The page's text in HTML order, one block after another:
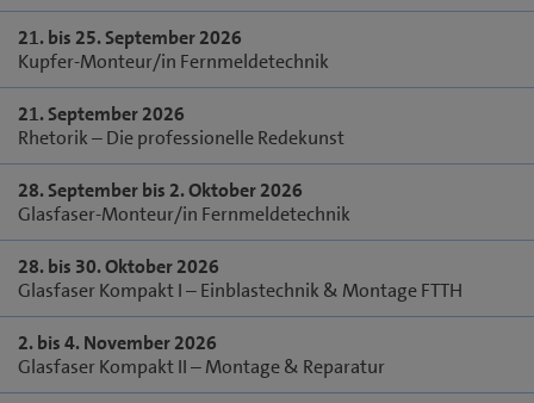
21. bis 25. September 2026
Kupfer-Monteur/in Fernmeldetechnik
21. September 2026
Rhetorik – Die professionelle Redekunst
28. September bis 2. Oktober 2026
Glasfaser-Monteur/in Fernmeldetechnik
28. bis 30. Oktober 2026
Glasfaser Kompakt I – Einblastechnik & Montage FTTH
2. bis 4. November 2026
Glasfaser Kompakt II – Montage & Reparatur